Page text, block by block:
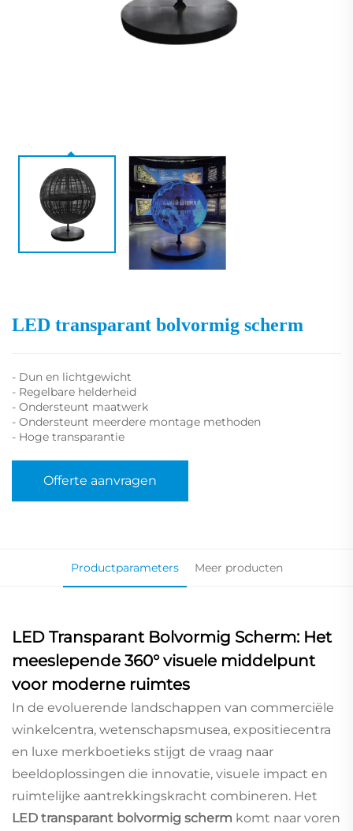
LED transparant bolvormig scherm
- Dun en lichtgewicht
- Regelbare helderheid
- Ondersteunt maatwerk
- Ondersteunt meerdere montage methoden
- Hoge transparantie
Offerte aanvragen
Productparameters Meer producten
LED Transparant Bolvormig Scherm: Het
meeslepende 360° visuele middelpunt
voor moderne ruimtes
In de evoluerende landschappen van commerciële
winkelcentra, wetenschapsmusea, expositiecentra
en luxe merkboetieks stijgt de vraag naar
beeldoplossingen die innovatie, visuele impact en
ruimtelijke aantrekkingskracht combineren. Het
LED transparant bolvormig scherm komt naar voren